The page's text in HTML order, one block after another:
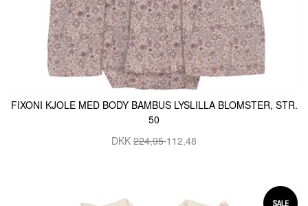
FIXONI KJOLE MED BODY BAMBUS LYSLILLA BLOMSTER, STR.
50
DKK 224,95112,48